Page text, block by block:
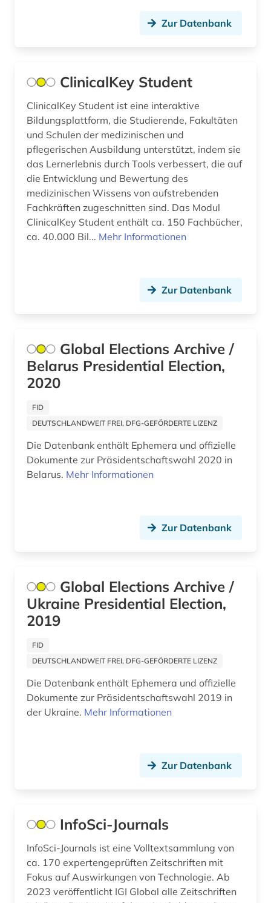
angewandte kinesiologie (1)
angewandte linguistik (1)
angewandte technologien (1)
angewandte wissenschaften (1)
anglikanische kirche der provinz uganda (1)
anglistik (12)
anglo-amerikanische beziehungen (1)
angloamerika (1)
anlagensicherheit (1)
anleitung (1)
anne frank (1)
anorganik (1)
anorganische chemie (5)
anthologie (86)
antifaschismus (1)
antikensammlung (1)
antikolonialismus (2)
antiquität (1)
Zur Datenbank
ClinicalKey Student
ClinicalKey Student ist eine interaktive
Bildungsplattform, die Studierende, Fakultäten
und Schulen der medizinischen und
pflegerischen Ausbildung unterstützt, indem sie
das Lernerlebnis durch Tools verbessert, die auf
die Entwicklung und Bewertung des
medizinischen Wissens von aufstrebenden
Fachkräften zugeschnitten sind. Das Modul
ClinicalKey Student enthält ca. 150 Fachbücher,
ca. 40.000 Bil... Mehr Informationen
Zur Datenbank
Global Elections Archive /
Belarus Presidential Election,
2020
FID
DEUTSCHLANDWEIT FREI, DFG-GEFÖRDERTE LIZENZ
Die Datenbank enthält Ephemera und offizielle
Dokumente zur Präsidentschaftswahl 2020 in
Belarus. Mehr Informationen
Zur Datenbank
Global Elections Archive /
Ukraine Presidential Election,
2019
FID
DEUTSCHLANDWEIT FREI, DFG-GEFÖRDERTE LIZENZ
Die Datenbank enthält Ephemera und offizielle
Dokumente zur Präsidentschaftswahl 2019 in
der Ukraine. Mehr Informationen
Zur Datenbank
InfoSci-Journals
InfoSci-Journals ist eine Volltextsammlung von
ca. 170 expertengeprüften Zeitschriften mit
Fokus auf Auswirkungen von Technologie. Ab
2023 veröffentlicht IGI Global alle Zeitschriften